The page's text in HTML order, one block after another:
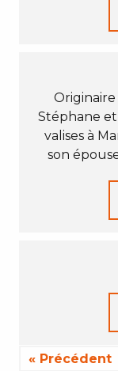
Originaire
Stéphane
valises à
son
« Précédent